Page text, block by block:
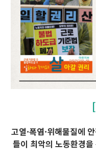
고열·폭염·위해물질에
들이 최악의 노동환경